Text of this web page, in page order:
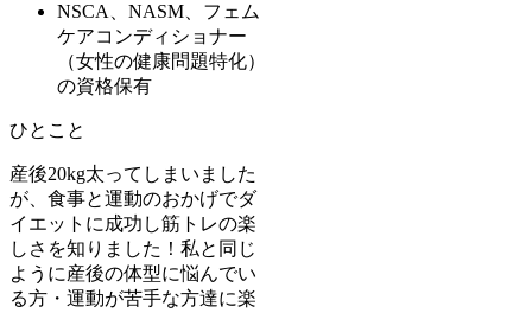
NSCA、NASM、フェム
ケアコンディショナー
（女性の健康問題特化）
の資格保有
ひとこと
産後20kg太ってしまいました
が、食事と運動のおかげでダ
イエットに成功し筋トレの楽
しさを知りました！私と同じ
ように産後の体型に悩んでい
る方・運動が苦手な方達に楽